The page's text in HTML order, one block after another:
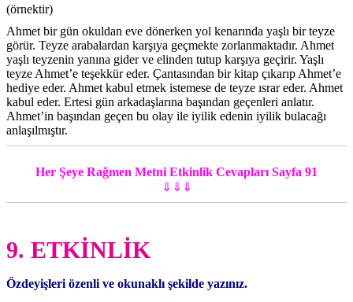
(örnektir)
Ahmet bir gün okuldan eve dönerken yol kenarında yaşlı bir teyze
görür. Teyze arabalardan karşıya geçmekte zorlanmaktadır. Ahmet
yaşlı teyzenin yanına gider ve elinden tutup karşıya geçirir. Yaşlı
teyze Ahmet’e teşekkür eder. Çantasından bir kitap çıkarıp Ahmet’e
hediye eder. Ahmet kabul etmek istemese de teyze ısrar eder. Ahmet
kabul eder. Ertesi gün arkadaşlarına başından geçenleri anlatır.
Ahmet’in başından geçen bu olay ile iyilik edenin iyilik bulacağı
anlaşılmıştır.
Her Şeye Rağmen Metni Etkinlik Cevapları Sayfa 91
⇓⇓⇓
9. ETKİNLİK
Özdeyişleri özenli ve okunaklı şekilde yazınız.